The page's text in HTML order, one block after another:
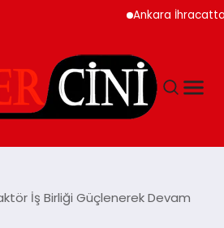
Ankara İhracatta
İş Birliği Güçlenerek Devam